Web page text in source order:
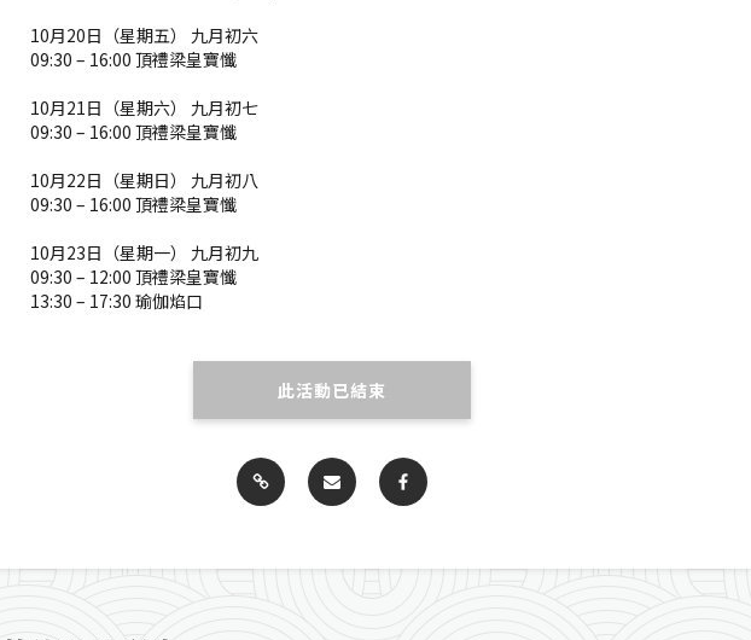
10月20日（星期五） 九月初六
09:30 – 16:00 頂禮梁皇寶懺
10月21日（星期六） 九月初七
09:30 – 16:00 頂禮梁皇寶懺
10月22日（星期日） 九月初八
09:30 – 16:00 頂禮梁皇寶懺
10月23日（星期一） 九月初九
09:30 – 12:00 頂禮梁皇寶懺
13:30 – 17:30 瑜伽焰口
此活動已結束